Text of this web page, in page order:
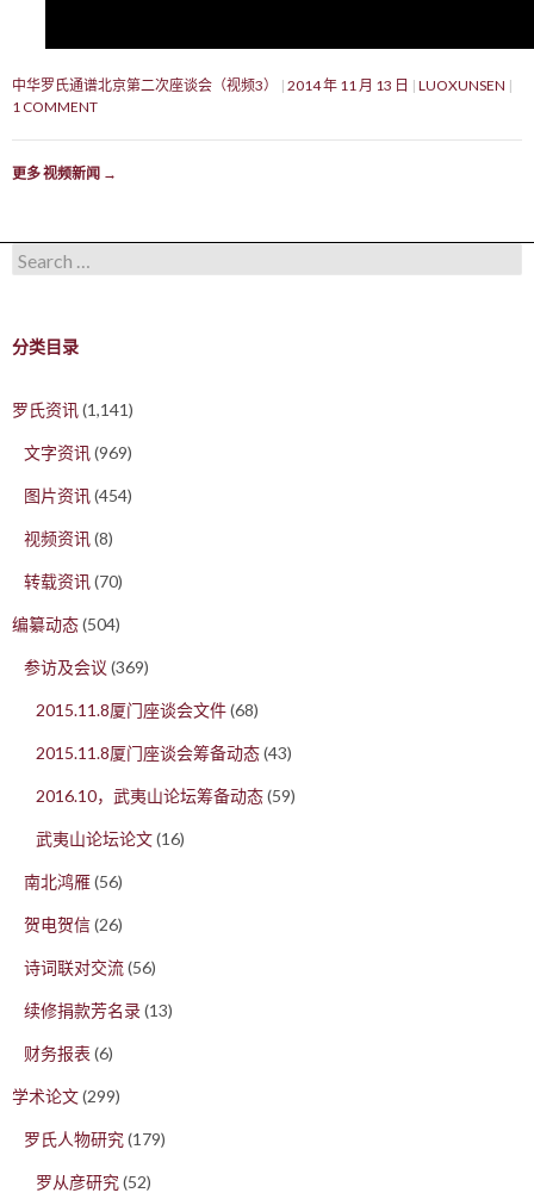
中华罗氏通谱北京第二次座谈会（视频3） 2014 年 11 月 13 日
LUOXUNSEN
1 COMMENT
更多 视频新闻 →
Search for:
分类目录
罗氏资讯(1,141)
文字资讯(969)
图片资讯(454)
视频资讯(8)
转载资讯(70)
编纂动态(504)
参访及会议 (369)
2015.11.8厦门座谈会文件(68)
2015.11.8厦门座谈会筹备动态(43)
2016.10，武夷山论坛筹备动态(59)
武夷山论坛论文(16)
南北鸿雁(56)
贺电贺信(26)
诗词联对交流(56)
续修捐款芳名录(13)
财务报表 (6)
学术论文(299)
罗氏人物研究(179)
罗从彦研究(52)